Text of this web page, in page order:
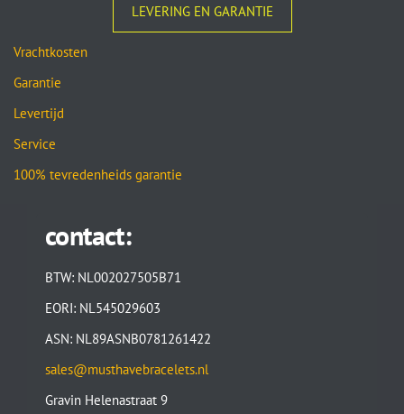
LEVERING EN GARANTIE
Vrachtkosten
Garantie
Levertijd
Service
100% tevredenheids garantie
contact:
BTW: NL002027505B71
EORI: NL545029603
ASN: NL89ASNB0781261422
sales@musthavebracelets.nl
Gravin Helenastraat 9